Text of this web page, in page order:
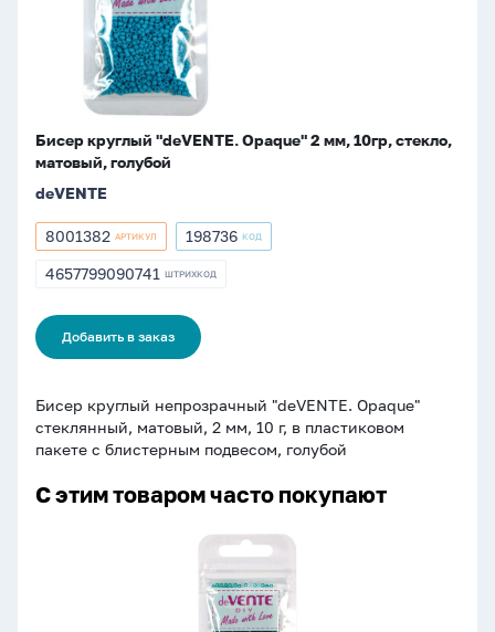
матовый,
голубой
Бисер круглый "deVENTE. Opaque" 2 мм, 10гр, стекло,
матовый, голубой
deVENTE
Артикул
8001382
8001382 АРТИКУЛ
Артикул
198736
198736 КОД
ШТРИХКОД
4657799090741 ШТРИХКОД
Добавить в заказ
Бисер круглый непрозрачный "deVENTE. Opaque"
стеклянный, матовый, 2 мм, 10 г, в пластиковом
пакете с блистерным подвесом, голубой
С этим товаром часто покупают